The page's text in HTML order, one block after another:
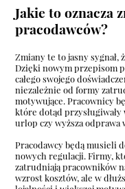
Jakie to oznacza
pracodawców?
Zmiany te to jasny
Dzięki nowym przepisom
całego swojego
niezależnie od formy
motywujące. Pracownicy
które dotąd przysługiwały
urlop czy wyższa
Pracodawcy będą musieli
nowych regulacji. Firmy,
zatrudniają pracowników
wzrost kosztów, ale w